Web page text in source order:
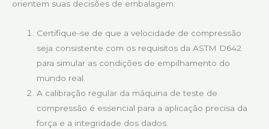
orientem suas decisões de embalagem:
Certifique-se de que a velocidade de compressão
seja consistente com os requisitos da ASTM D642
para simular as condições de empilhamento do
mundo real.
A calibração regular da máquina de teste de
compressão é essencial para a aplicação precisa da
força e a integridade dos dados.